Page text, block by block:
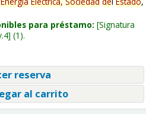
para préstamo: Signatura
(1).
reserva
al carrito